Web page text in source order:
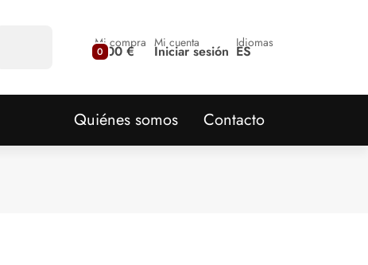
0
Mi compra
0,00 € Mi cuenta
Iniciar sesión Idiomas
ES
Quiénes somos Contacto